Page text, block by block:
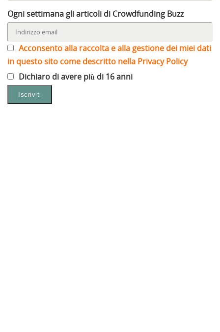
Ogni settimana gli articoli di Crowdfunding Buzz
Acconsento alla raccolta e alla gestione dei miei dati
in questo sito come descritto nella Privacy Policy
Dichiaro di avere più di 16 anni